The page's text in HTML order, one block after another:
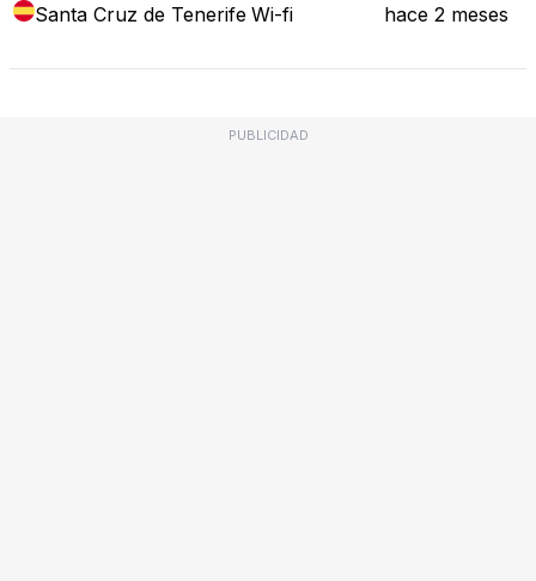
Santa Cruz de Tenerife Wi-fi hace 2 meses
PUBLICIDAD